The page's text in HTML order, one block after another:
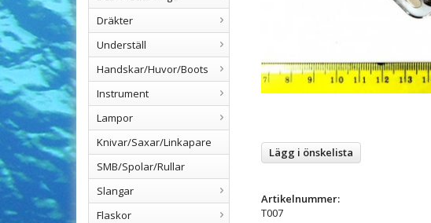
Dräkter
Underställ
Handskar/Huvor/Boots
Instrument
Lampor
Knivar/Saxar/Linkapare
SMB/Spolar/Rullar
Slangar
Flaskor
Lägg i önskelista
Artikelnummer:
T007